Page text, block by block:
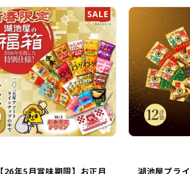
【26年5月賞味期限】お正月
湖池屋プラ